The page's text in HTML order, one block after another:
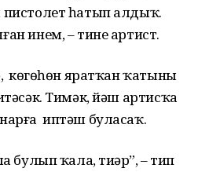
һатып алдыҡ.
инем, – тине артист.
көҙгөһөн яратҡан ҡатыны
Тимәк, йәш артисҡа
иптәш буласаҡ.
булып ҡала, тиҙәр”, – тип